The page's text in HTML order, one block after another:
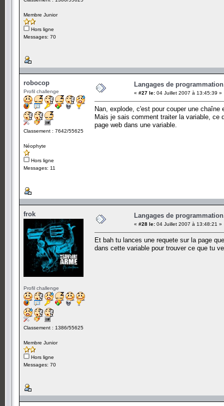
Membre Junior
Hors ligne
Messages: 70
robocop
Profil challenge
Classement : 7642/55625
Néophyte
Hors ligne
Messages: 11
Langages de
« #27 le: 04 Juillet 2007 à 13:45:39 »
Nan, explode, c'est pour couper une chaîne
Mais je sais comment traiter la variable, ce
page web dans une variable.
frok
Profil challenge
Classement : 1386/55625
Membre Junior
Hors ligne
Messages: 70
Langages de
« #28 le: 04 Juillet 2007 à 13:48:21 »
Et bah tu lances une requete sur la page
dans cette variable pour trouver ce que tu